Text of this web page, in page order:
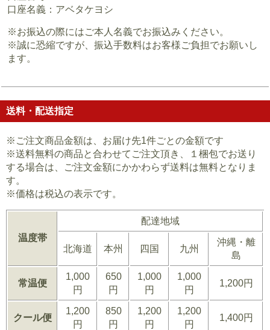
口座名義：アベタケヨシ
※お振込の際にはご本人名義でお振込みください。
※誠に恐縮ですが、振込手数料はお客様ご負担でお願いし
ます。
送料・配送指定
※ご注文商品金額は、お届け先1件ごとの金額です
※送料無料の商品と合わせてご注文頂き、１梱包でお送り
する場合は、ご注文金額にかかわらず送料は無料となりま
す。
※価格は税込の表示です。
温度帯
配達地域
北海道 本州 四国 九州
沖縄・離
島
常温便
1,000
円
650
円
1,000
円
1,000
円
1,200円
クール便
1,200
円
850
円
1,200
円
1,200
円
1,400円